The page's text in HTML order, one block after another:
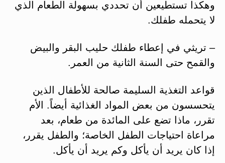
وهكذا تستطيعين أن تحددي بسهولة الطعام الذي
لا يتحمله طفلك.
– تريثي في إعطاء طفلك حليب البقر والبيض
والقمح حتى السنة الثانية من العمر.
قواعد التغذية السليمة صالحة للأطفال الذين
يتحسسون من بعض المواد الغذائية أيضاً. الأم
تقرر، ماذا تضع على المائدة من طعام، بعد
مراعاة احتياجات الطفل الخاصة؛ والطفل يقرر،
إذا كان يريد أن يأكل وكم يريد أن يأكل.